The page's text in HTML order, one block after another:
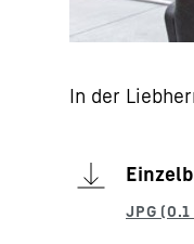
In der